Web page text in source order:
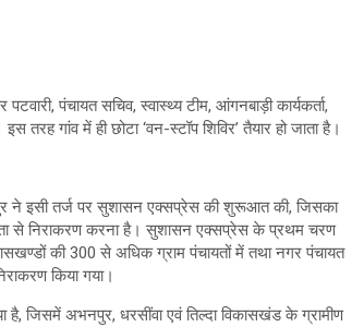
पंचायत सचिव, स्वास्थ्य टीम, आंगनबाड़ी कार्यकर्ता,
गांव में ही छोटा ‘वन-स्टॉप शिविर’ तैयार हो जाता है।
ने इसी तर्ज पर सुशासन एक्सप्रेस की शुरूआत की, जिसका
से निराकरण करना है। सुशासन एक्सप्रेस के प्रथम चरण
की 300 से अधिक ग्राम पंचायतों में तथा नगर पंचायत
किया गया।
जिसमें अभनपुर, धरसींवा एवं तिल्दा विकासखंड के ग्रामीण